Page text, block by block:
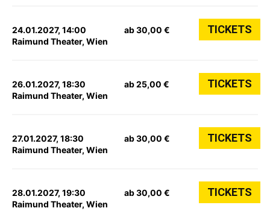
24.01.2027, 14:00
Raimund Theater, Wien
ab 30,00 € TICKETS
26.01.2027, 18:30
Raimund Theater, Wien
ab 25,00 € TICKETS
27.01.2027, 18:30
Raimund Theater, Wien
ab 30,00 € TICKETS
28.01.2027, 19:30
Raimund Theater, Wien
ab 30,00 € TICKETS